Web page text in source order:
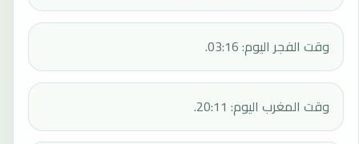
وقت الفجر اليوم: 03:16.
وقت المغرب اليوم: 20:11.